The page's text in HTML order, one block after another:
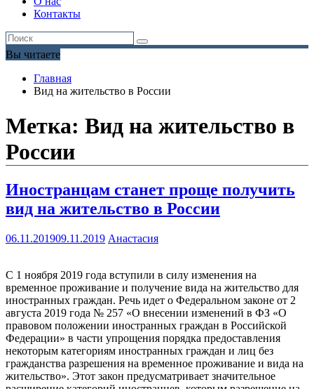
Контакты
Вы читаете
Главная
Вид на жительство в России
Метка: Вид на жительство в
России
Иностранцам станет проще получить
вид на жительство в России
06.11.201909.11.2019 Анастасия
С 1 ноября 2019 года вступили в силу изменения на
временное проживание и получение вида на жительство для
иностранных граждан. Речь идет о Федеральном законе от 2
августа 2019 года № 257 «О внесении изменений в ФЗ «О
правовом положении иностранных граждан в Российской
Федерации» в части упрощения порядка предоставления
некоторым категориям иностранных граждан и лиц без
гражданства разрешения на временное проживание и вида на
жительство». Этот закон предусматривает значительное